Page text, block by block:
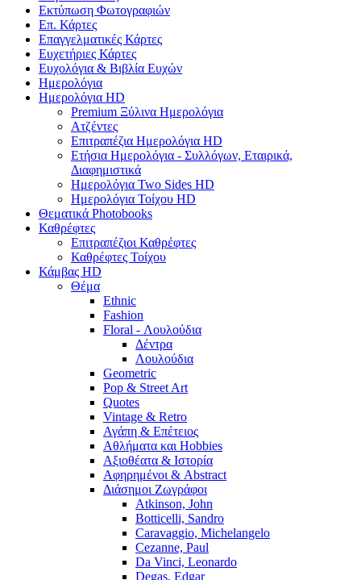
Εκτύπωση Φωτογραφιών
Επ. Κάρτες
Επαγγελματικές Κάρτες
Ευχετήριες Κάρτες
Ευχολόγια & Βιβλία Ευχών
Ημερολόγια
Ημερολόγια HD
Premium Ξύλινα Ημερολόγια
Ατζέντες
Επιτραπέζια Ημερολόγια HD
Ετήσια Ημερολόγια - Συλλόγων, Εταιρικά,
Διαφημιστικά
Ημερολόγια Two Sides HD
Ημερολόγια Τοίχου HD
Θεματικά Photobooks
Καθρέφτες
Επιτραπέζιοι Καθρέφτες
Καθρέφτες Τοίχου
Κάμβας HD
Θέμα
Ethnic
Fashion
Floral - Λουλούδια
Δέντρα
Λουλούδια
Geometric
Pop & Street Art
Quotes
Vintage & Retro
Αγάπη & Επέτειος
Αθλήματα και Hobbies
Αξιοθέατα & Ιστορία
Αφηρημένοι & Abstract
Διάσημοι Ζωγράφοι
Atkinson, John
Botticelli, Sandro
Caravaggio, Michelangelo
Cezanne, Paul
Da Vinci, Leonardo
Degas, Edgar